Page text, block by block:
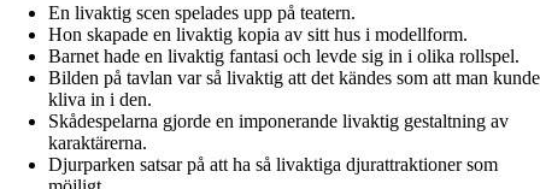
En livaktig scen spelades upp på teatern.
Hon skapade en livaktig kopia av sitt hus i modellform.
Barnet hade en livaktig fantasi och levde sig in i olika rollspel.
Bilden på tavlan var så livaktig att det kändes som att man kunde
kliva in i den.
Skådespelarna gjorde en imponerande livaktig gestaltning av
karaktärerna.
Djurparken satsar på att ha så livaktiga djurattraktioner som